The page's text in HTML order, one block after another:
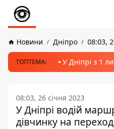
Новини Дніпро 08:03,
ТОПТЕМА: У Дніпрі з 1
08:03, 26 січня 2023
У Дніпрі водій
дівчинку на